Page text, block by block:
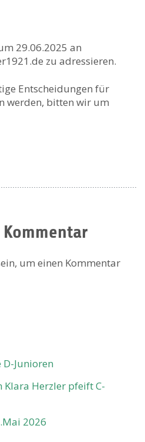
29.06.2025 an
zu adressieren.
Entscheidungen für
werden, bitten wir um
um einen Kommentar
Junioren
Klara Herzler pfeift C-
2026